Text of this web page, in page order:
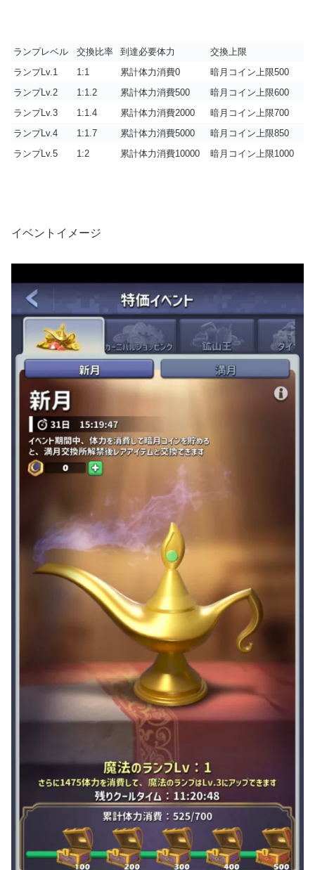
ランプレベル 交換比率 到達必要体力
交換上限
ランプLv.1
1:1 累計体力消費0
暗月コイン上限500
ランプLv.2
1:1.2 累計体力消費500
暗月コイン上限600
ランプLv.3
1:1.4 累計体力消費2000
暗月コイン上限700
ランプLv.4
1:1.7 累計体力消費5000
暗月コイン上限850
ランプLv.5
1:2 累計体力消費10000 暗月コイン上限1000
イベントイメージ